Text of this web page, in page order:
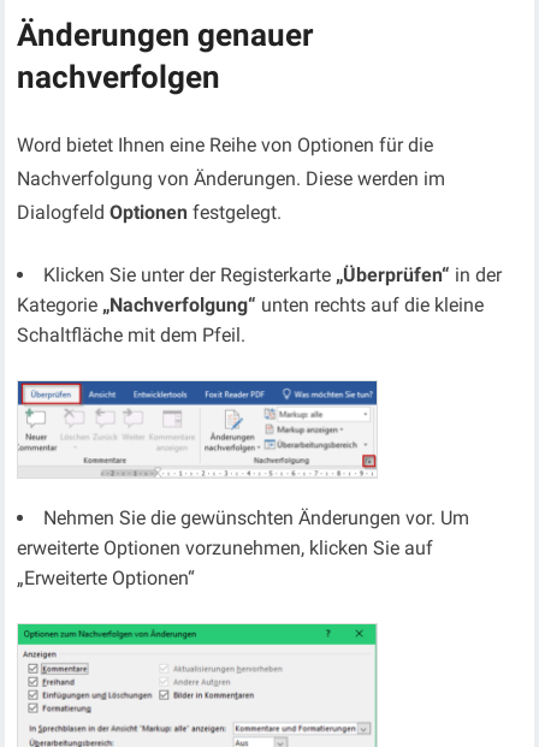
Änderungen genauer
nachverfolgen
Word bietet Ihnen eine Reihe von Optionen für die
Nachverfolgung von Änderungen. Diese werden im
DialogfeldOptionen festgelegt.
Klicken Sie unter der Registerkarte „Überprüfen“ in der
Kategorie „Nachverfolgung“ unten rechts auf die kleine
Schaltfläche mit dem Pfeil.
Nehmen Sie die gewünschten Änderungen vor. Um
erweiterte Optionen vorzunehmen, klicken Sie auf
„Erweiterte Optionen“